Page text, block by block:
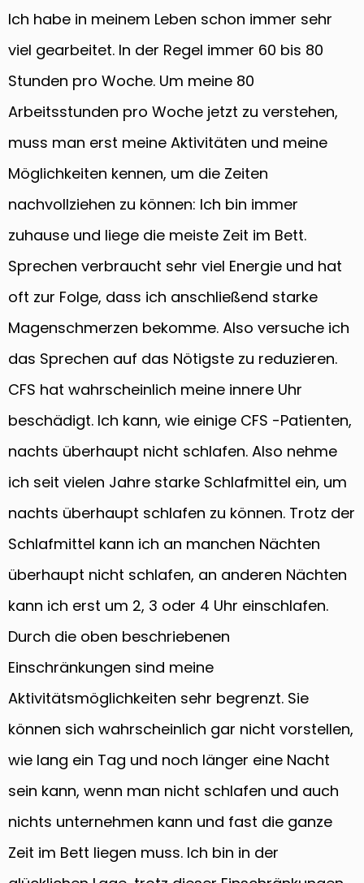
Ich habe in meinem Leben schon immer sehr
viel gearbeitet. In der Regel immer 60 bis 80
Stunden pro Woche. Um meine 80
Arbeitsstunden pro Woche jetzt zu verstehen,
muss man erst meine Aktivitäten und meine
Möglichkeiten kennen, um die Zeiten
nachvollziehen zu können: Ich bin immer
zuhause und liege die meiste Zeit im Bett.
Sprechen verbraucht sehr viel Energie und hat
oft zur Folge, dass ich anschließend starke
Magenschmerzen bekomme. Also versuche ich
das Sprechen auf das Nötigste zu reduzieren.
CFS hat wahrscheinlich meine innere Uhr
beschädigt. Ich kann, wie einige CFS -Patienten,
nachts überhaupt nicht schlafen. Also nehme
ich seit vielen Jahre starke Schlafmittel ein, um
nachts überhaupt schlafen zu können. Trotz der
Schlafmittel kann ich an manchen Nächten
überhaupt nicht schlafen, an anderen Nächten
kann ich erst um 2, 3 oder 4 Uhr einschlafen.
Durch die oben beschriebenen
Einschränkungen sind meine
Aktivitätsmöglichkeiten sehr begrenzt. Sie
können sich wahrscheinlich gar nicht vorstellen,
wie lang ein Tag und noch länger eine Nacht
sein kann, wenn man nicht schlafen und auch
nichts unternehmen kann und fast die ganze
Zeit im Bett liegen muss. Ich bin in der